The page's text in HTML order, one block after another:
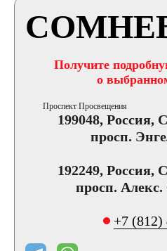
Получите
о
Проспект Просвещения
199048, Россия,
просп.
192249, Россия,
просп.
+7 (812)